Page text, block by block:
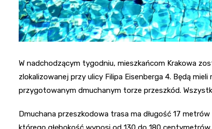
W nadchodzącym tygodniu, mieszkańcom Krakowa
zlokalizowanej przy ulicy Filipa Eisenberga 4. Będą
przygotowanym dmuchanym torze przeszkód.
Dmuchana przeszkodowa trasa ma długość 17